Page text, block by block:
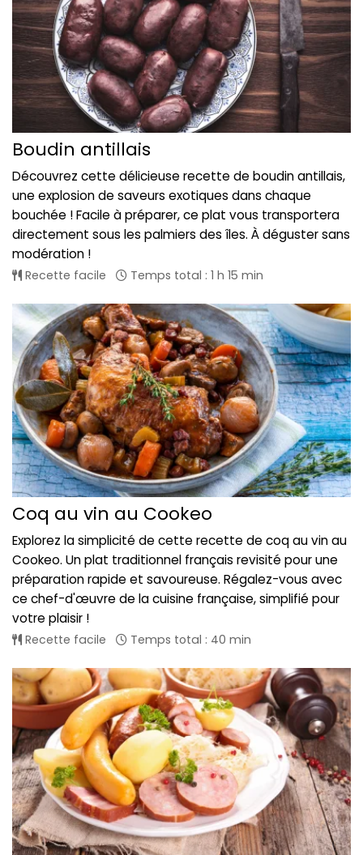
Boudin antillais
Découvrez cette délicieuse recette de boudin antillais,
une explosion de saveurs exotiques dans chaque
bouchée ! Facile à préparer, ce plat vous transportera
directement sous les palmiers des îles. À déguster sans
modération !
Recette facile Temps total : 1 h 15 min
Coq au vin au Cookeo
Explorez la simplicité de cette recette de coq au vin au
Cookeo. Un plat traditionnel français revisité pour une
préparation rapide et savoureuse. Régalez-vous avec
ce chef-d'œuvre de la cuisine française, simplifié pour
votre plaisir !
Recette facile Temps total : 40 min